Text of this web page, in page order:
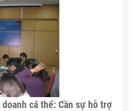
cá thể: Cần sự hỗ trợ